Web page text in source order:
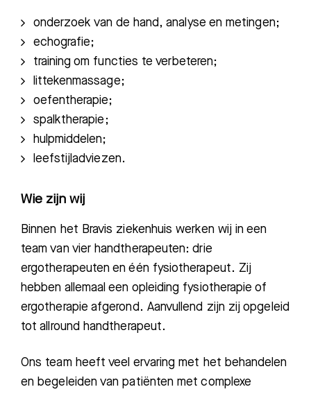
onderzoek van de hand, analyse en metingen;
echografie;
training om functies te verbeteren;
ittekenmassage;
oefentherapie;
spalktherapie;
hulpmiddelen;
eefstijladviezen.
Wie zijn wij
Binnen het Bravis ziekenhuis werken wij in een
team van vier handtherapeuten: drie
ergotherapeuten en één fysiotherapeut. Zij
hebben allemaal een opleiding fysiotherapie of
ergotherapie afgerond. Aanvullend zijn zij opgeleid
tot allround handtherapeut.
Ons team heeft veel ervaring met het behandelen
en begeleiden van patiënten met complexe